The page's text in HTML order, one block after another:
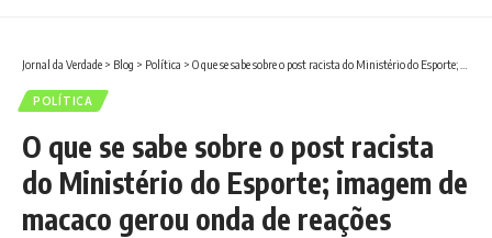
Jornal da Verdade > Blog > Política > O que se sabe sobre o post racista do Ministério do Esporte; imagem de macaco gerou onda de reações
POLÍTICA
O que se sabe sobre o post racista
do Ministério do Esporte; imagem de
macaco gerou onda de reações